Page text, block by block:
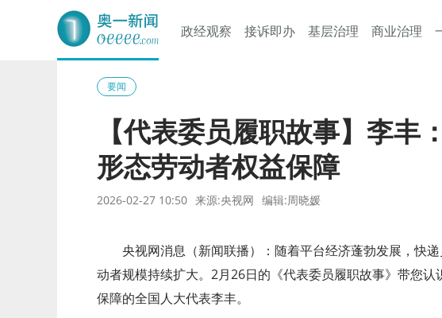
奥一网
政经观察 接诉即办 基层治理 商业治理
要闻
【代表委员履职故事】李丰
形态劳动者权益保障
2026-02-27 10:50 来源:央视网 编辑:周晓媛
央视网消息（新闻联播）：随着平台经济蓬勃发展，快递
动者规模持续扩大。2月26日的《代表委员履职故事》带您认
保障的全国人大代表李丰。